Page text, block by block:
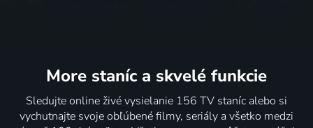
More staníc a skvelé funkcie
Sledujte online živé vysielanie 156 TV staníc alebo si
vychutnajte svoje obľúbené filmy, seriály a všetko medzi